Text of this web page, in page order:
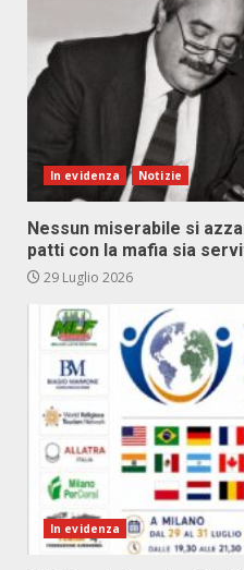
In evidenza Notizie
Nessun miserabile si
patti con la mafia sia
29 Luglio 2026
In evidenza